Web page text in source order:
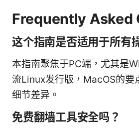
Frequently Asked
这个指南是否适用于所有
本指南聚焦于PC端，尤其是
流Linux发行版，MacOS的要
细节差异。
免费翻墙工具安全吗？